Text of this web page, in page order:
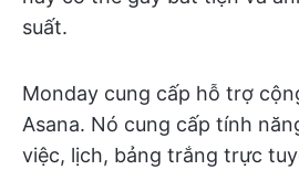
suất.
Monday cung cấp hỗ trợ
Asana. Nó cung cấp tính
việc, lịch, bảng trắng trực